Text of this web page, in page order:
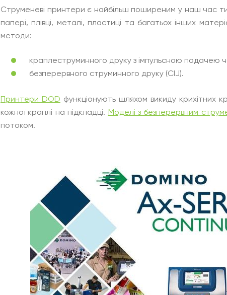
Струменеві принтери є найбільш поширеним у наш час
папері, плівці, металі, пластиці та багатьох інших
методи:
краплеструминного друку з імпульсною подачею
безперервного струминного друку (CIJ).
Принтери DOD функціонують шляхом викиду крихітних
кожної краплі на підкладці. Моделі з безперервним
потоком.